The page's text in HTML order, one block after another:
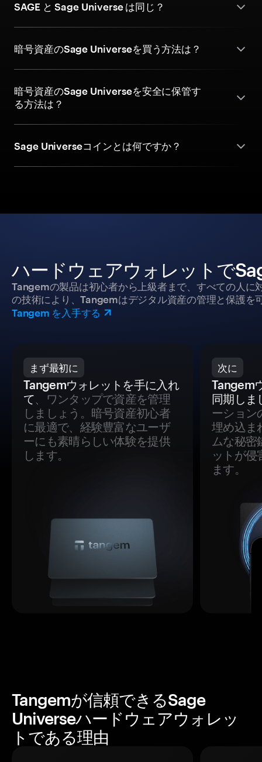
SAGE と Sage Universe は同じ？
暗号資産のSage Universeを買う方法は？
暗号資産のSage Universeを安全に保管す
る方法は？
Sage Universeコインとは何ですか？
ハードウェアウォレットで
Tangemの製品は初心者から上級者まで、すべての人に
の技術により、Tangemはデジタル資産の管理と保護を
Tangem を入手する
まず最初に
Tangemウォレットを手に入れ
て、ワンタップで資産を管理
しましょう。暗号資産初心者
に最適で、経験豊富なユーザ
ーにも素晴らしい体験を提供
します。
次に
Tangem
同期しま
ーション
埋め込ま
ムな秘密
ットが侵
ます。
Tangemが信頼できるSage
Universeハードウェアウォレッ
トである理由